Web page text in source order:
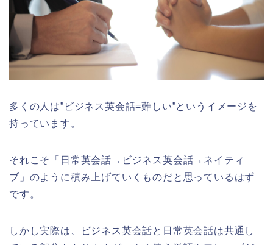
多くの人は”ビジネス英会話=難しい”というイメージを
持っています。
それこそ「日常英会話→ビジネス英会話→ネイティ
ブ」のように積み上げていくものだと思っているはず
です。
しかし実際は、ビジネス英会話と日常英会話は共通し